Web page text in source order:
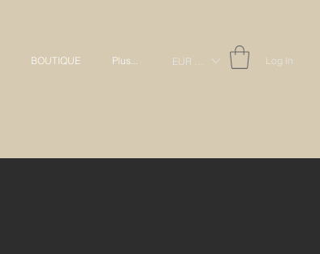
BOUTIQUE Plus... EUR (€) Log In